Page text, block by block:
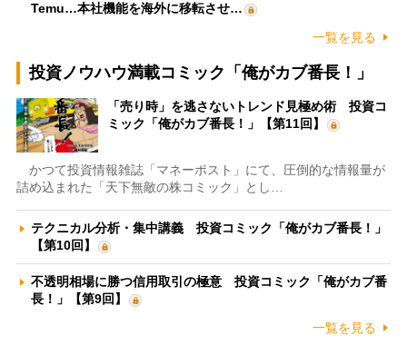
Temu…本社機能を海外に移転させ…
一覧を見る
投資ノウハウ満載コミック「俺がカブ番長！」
「売り時」を逃さないトレンド見極め術 投資コ
ミック「俺がカブ番長！」【第11回】
かつて投資情報雑誌「マネーポスト」にて、圧倒的な情報量が
詰め込まれた「天下無敵の株コミック」とし…
テクニカル分析・集中講義 投資コミック「俺がカブ番長！」
【第10回】
不透明相場に勝つ信用取引の極意 投資コミック「俺がカブ番
長！」【第9回】
一覧を見る